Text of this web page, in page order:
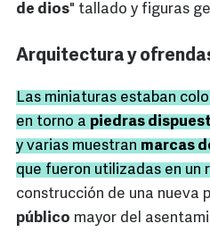
de dios" tallado y figuras
Arquitectura y
Las miniaturas estaban
en torno a piedras
y varias muestran marcas
que fueron utilizadas en un
construcción de una nueva
público mayor del